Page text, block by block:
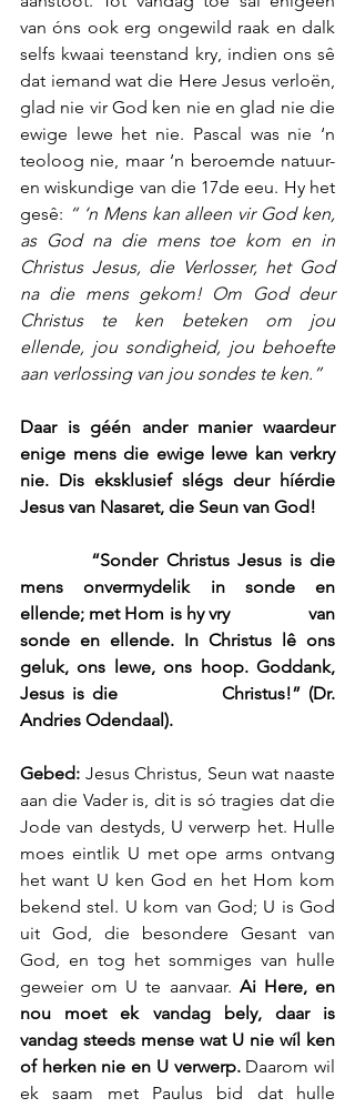
van óns ook erg ongewild raak en dalk
selfs kwaai teenstand kry, indien ons sê
dat iemand wat die Here Jesus verloën,
glad nie vir God ken nie en glad nie die
ewige lewe het nie. Pascal was nie ‘n
teoloog nie, maar ‘n beroemde natuur-
en wiskundige van die 17de eeu. Hy het
gesê: “ ‘n Mens kan alleen vir God ken,
as God na die mens toe kom en in
Christus Jesus, die Verlosser, het God
na die mens gekom! Om God deur
Christus te ken beteken om jou
ellende, jou sondigheid, jou behoefte
aan verlossing van jou sondes te ken.”
Daar is géén ander manier waardeur
enige mens die ewige lewe kan verkry
nie. Dis eksklusief slégs deur híérdie
Jesus van Nasaret, die Seun van God!
mens onvermydelik in sonde en
ellende; met Hom is hy vry                 van
sonde en ellende. In Christus lê ons
geluk, ons lewe, ons hoop. Goddank,
Jesus is die             Christus!” (Dr.
Andries Odendaal).
Gebed: Jesus Christus, Seun wat naaste
aan die Vader is, dit is só tragies dat die
Jode van destyds, U verwerp het. Hulle
moes eintlik U met ope arms ontvang
het want U ken God en het Hom kom
bekend stel. U kom van God; U is God
uit God, die besondere Gesant van
God, en tog het sommiges van hulle
geweier om U te aanvaar. Ai Here, en
nou moet ek vandag bely, daar is
vandag steeds mense wat U nie wíl ken
of herken nie en U verwerp. Daarom wil
ek saam met Paulus bid dat hulle